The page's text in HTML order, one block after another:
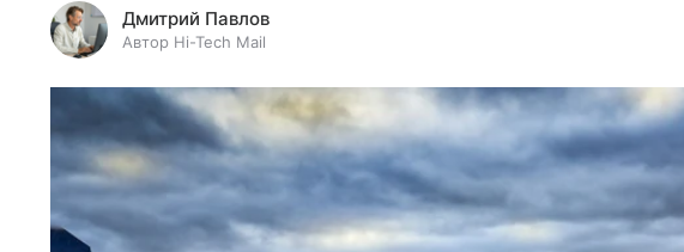
Дмитрий Павлов
Автор Hi-Tech Mail